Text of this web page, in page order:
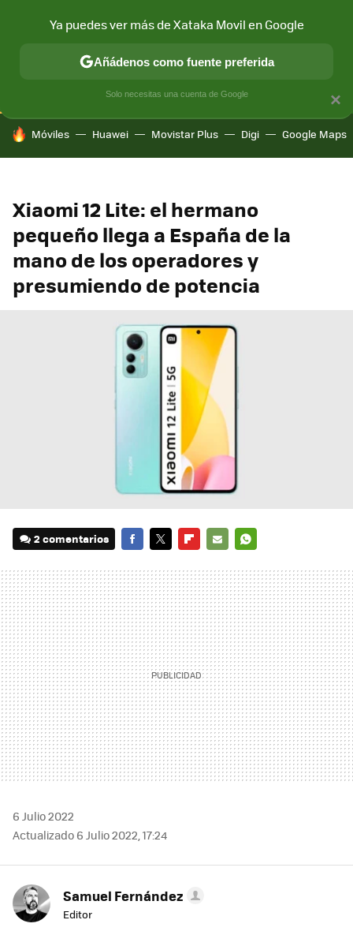
CONECTIVIDAD MÓVIL Y SOCIEDAD APLICACIONES
HOY SE HABLA DE
Móviles Huawei Movistar Plus Digi Google Maps
Xiaomi 12 Lite: el hermano
pequeño llega a España de la
mano de los operadores y
presumiendo de potencia
2 comentarios
MAIL
6 Julio 2022
Actualizado 6 Julio 2022, 17:24
Samuel Fernández
Editor
×
Ya puedes ver más de Xataka Movil en Google
Añádenos como fuente preferida
Solo necesitas una cuenta de Google